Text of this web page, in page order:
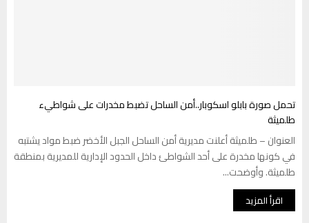
تحمل صورة بابلو اسكوبار..أمن الساحل تضبط مخدرات على شواطيء
طلميثة
العنوان – طلميثة أعلنت مديرية أمن الساحل الجبل الأخضر ضبط مواد يشتبه
في كونها مخدرة على أحد الشواطئ داخل الحدود الإدارية للمديرية بمنطقة
طلميثة. وأوضحت...
اقرأ المزيد